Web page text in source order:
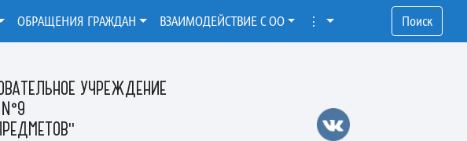
УЧРЕЖДЕНИЕ
№9
ОБРАЩЕНИЯ ГРАЖДАН ВЗАИМОДЕЙСТВИЕ С ОО ⋮ Поиск